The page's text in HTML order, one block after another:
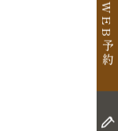
WEB予約